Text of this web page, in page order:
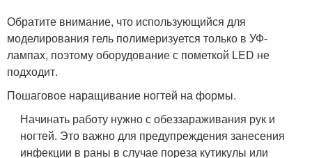
Обратите внимание, что использующийся для
моделирования гель полимеризуется только в УФ-
лампах, поэтому оборудование с пометкой LED не
подходит.
Пошаговое наращивание ногтей на формы.
Начинать работу нужно с обеззараживания рук и
ногтей. Это важно для предупреждения занесения
инфекции в раны в случае пореза кутикулы или